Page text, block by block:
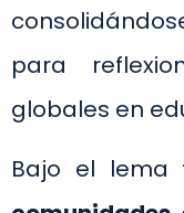
para
globales en
Bajo el lema